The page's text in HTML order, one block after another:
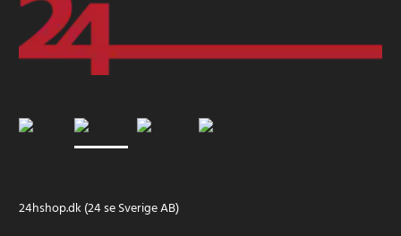
24hshop.dk (24 se Sverige AB)